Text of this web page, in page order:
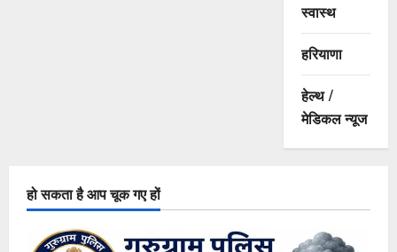
स्वास्थ
हरियाणा
हेल्थ /
मेडिकल न्यूज
हो सकता है आप चूक गए हों